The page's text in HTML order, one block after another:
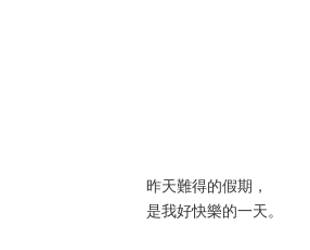
昨天難得的假期，
是我好快樂的一天。